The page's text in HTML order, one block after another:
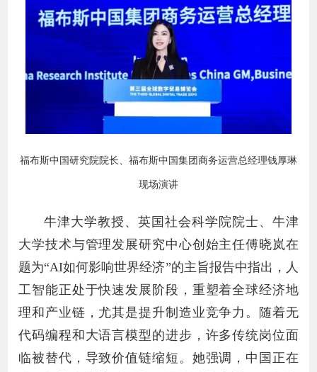
福布斯中国研究院院长、福布斯中国集团商务运营总经理钱厚琳
现场演讲
牛津大学教授、英国社会科学院院士、牛津
大学技术与管理发展研究中心创始主任傅晓岚在
题为“AI如何影响世界经济”的主旨报告中指出，人
工智能正处于快速发展阶段，重塑着全球经济地
理和产业链，尤其是提升制造业竞争力。随着无
代码编程和大语言模型的进步，许多传统岗位面
临被替代，导致价值链缩短。她强调，中国正在